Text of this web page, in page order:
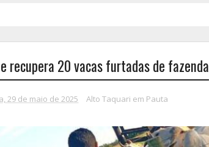
recupera 20 vacas furtadas de fazenda
29 de maio de 2025 Alto Taquari em Pauta